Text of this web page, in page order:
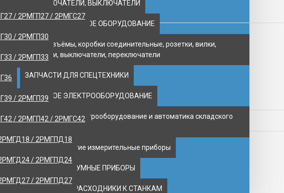
ПЕРЕКЛЮЧАТЕЛИ, ВЫКЛЮЧАТЕЛИ
ПРОТИВОПОЖАРНОЕ ОБОРУДОВАНИЕ
МГА - разъёмы, коробки соединительные, розетки, вилки,
штепсели, выключатели, переключатели
ЗАПЧАСТИ ДЛЯ СПЕЦТЕХНИКИ
КРАНОВОЕ ЭЛЕКТРООБОРУДОВАНИЕ
Авиационное электрооборудование и автоматика складского
Щитовые и другие измерительные приборы
ЭЛЕКТРОВАКУУМНЫЕ ПРИБОРЫ
ИНСТРУМЕНТ, РАСХОДНИКИ К СТАНКАМ
/ 2РМГП27 / 2РМГС27
/ 2РМГП30
/ 2РМГП33
/ 2РМГП39
/ 2РМГП42 / 2РМГС42
/ 2РМГПД18
/ 2РМГПД24
/ 2РМГПД27